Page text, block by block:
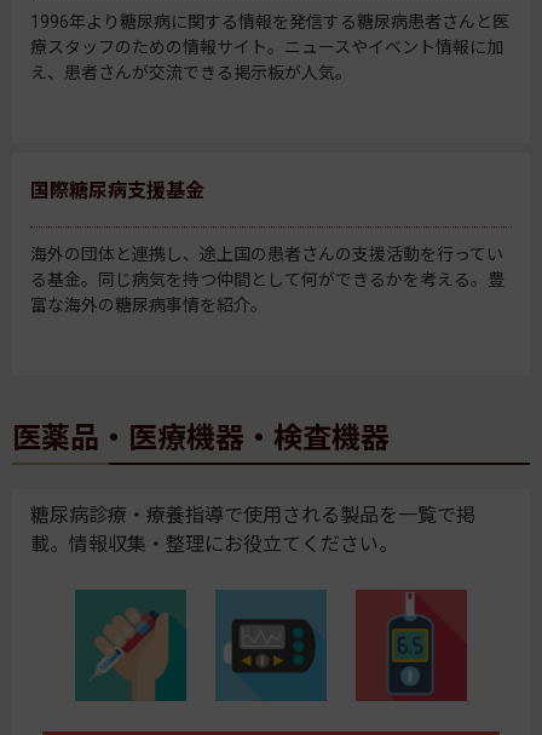
1996年より糖尿病に関する情報を発信する糖尿病患者さんと医
療スタッフのための情報サイト。ニュースやイベント情報に加
え、患者さんが交流できる掲示板が人気。
国際糖尿病支援基金
海外の団体と連携し、途上国の患者さんの支援活動を行ってい
る基金。同じ病気を持つ仲間として何ができるかを考える。豊
富な海外の糖尿病事情を紹介。
医薬品・医療機器・検査機器
糖尿病診療・療養指導で使用される製品を一覧で掲
載。情報収集・整理にお役立てください。